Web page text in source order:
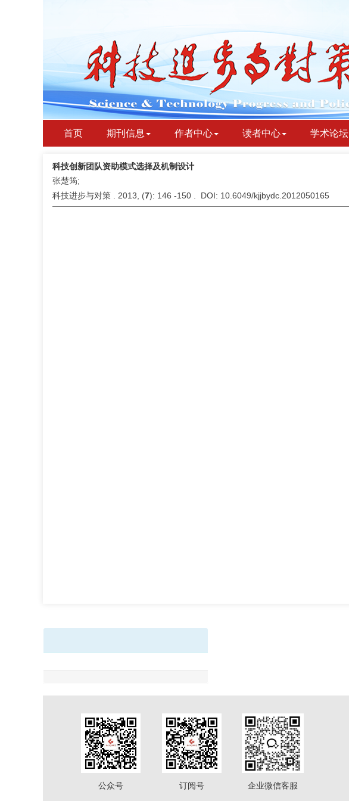
首页 期刊信息 作者中心 读者中心 学术论坛
科技创新团队资助模式选择及机制设计
张楚筠;
科技进步与对策 . 2013, (7): 146 -150 . DOI: 10.6049/kjjbydc.2012050165
公众号 订阅号 企业微信客服